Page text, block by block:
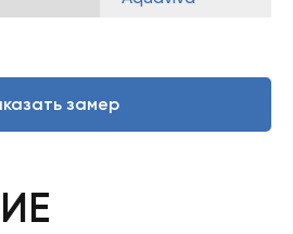
замер